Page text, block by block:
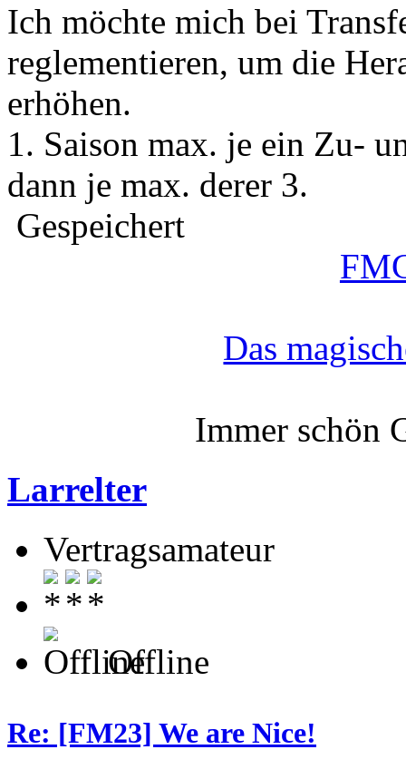
Ich möchte mich bei
reglementieren, um die
erhöhen.
1. Saison max. je ein Zu-
dann je max. derer 3.
Gespeichert
Das
Immer schön
Larrelter
Vertragsamateur
Offline
Re: [FM23] We are Nice!